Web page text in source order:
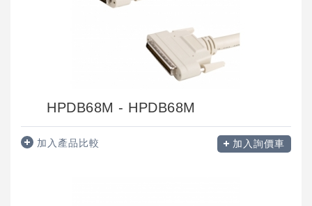
HPDB68M - HPDB68M
加入產品比較 加入詢價車